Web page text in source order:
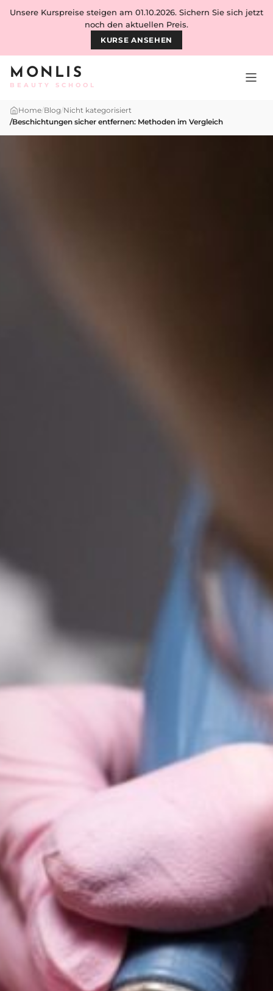
Skip to content
MONLIS
BEAUTY SCHOOL
Unsere Kurspreise steigen am 01.10.2026. Sichern Sie sich jetzt
noch den aktuellen Preis.
KURSE ANSEHEN
Home/Blog/Nicht kategorisiert
/Beschichtungen sicher entfernen: Methoden im Vergleich